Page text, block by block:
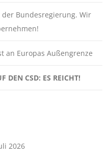
Bundesregierung. Wir
an Europas Außengrenze
DEN CSD: ES REICHT!
2026